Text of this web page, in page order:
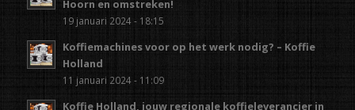
Hoorn en omstreken!
19 januari 2024 - 18:15
Koffiemachines voor op het werk nodig? – Koffie
Holland
11 januari 2024 - 11:09
Koffie Holland, jouw regionale koffieleverancier in